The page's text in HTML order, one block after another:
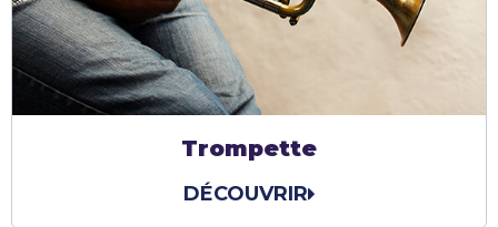
Trompette
DÉCOUVRIR